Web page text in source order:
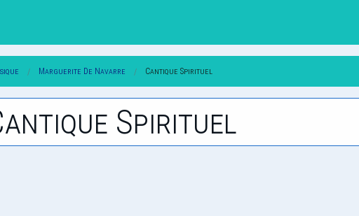
Marguerite De Navarre Cantique Spirituel
Spirituel